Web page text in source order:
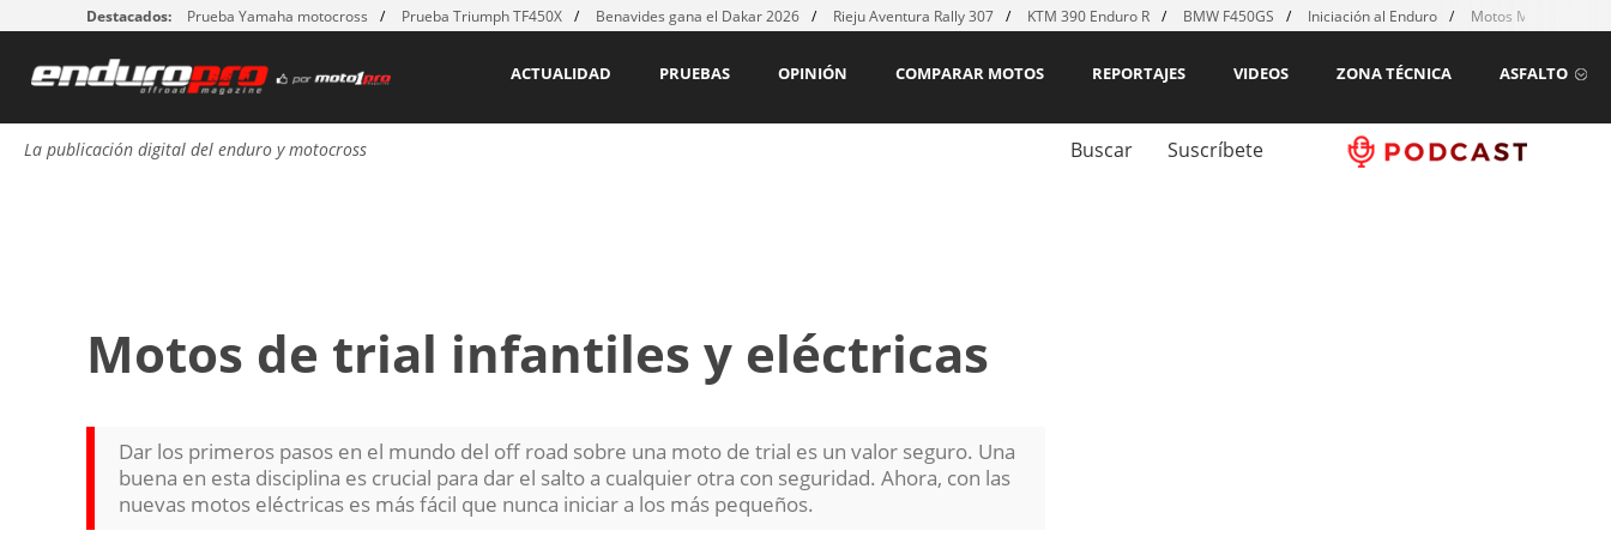
Destacados: Prueba Yamaha motocross Prueba Triumph TF450X Benavides gana el Dakar 2026 Rieju Aventura Rally 307 KTM 390 Enduro R BMW F450GS Iniciación al Enduro Motos MX para
ASFALTO
ZONA TÉCNICA
VIDEOS
REPORTAJES
COMPARAR MOTOS
OPINIÓN
PRUEBAS
ACTUALIDAD
La publicación digital del enduro y motocross Buscar Suscríbete
Motos de trial infantiles y eléctricas
Dar los primeros pasos en el mundo del off road sobre una moto de trial es un valor seguro. Una
buena en esta disciplina es crucial para dar el salto a cualquier otra con seguridad. Ahora, con las
nuevas motos eléctricas es más fácil que nunca iniciar a los más pequeños.